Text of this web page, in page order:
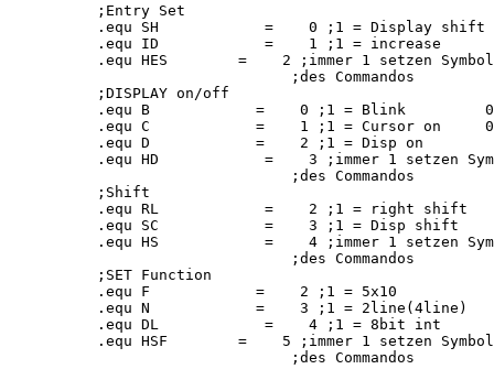
;Entry Set
.equ SH            =    0 ;1 = Display shift
.equ ID            =    1 ;1 = increase
.equ HES        =    2 ;immer 1 setzen
                      ;des Commandos
;DISPLAY on/off
.equ B            =    0 ;1 = Blink         0
.equ C            =    1 ;1 = Cursor on     0
.equ D            =    2 ;1 = Disp on
.equ HD            =    3 ;immer 1 setzen
                      ;des Commandos
;Shift
.equ RL            =    2 ;1 = right shift
.equ SC            =    3 ;1 = Disp shift    0
.equ HS            =    4 ;immer 1 setzen
                      ;des Commandos
;SET Function
.equ F            =    2 ;1 = 5x10
.equ N            =    3 ;1 = 2line(4line)
.equ DL            =    4 ;1 = 8bit int
.equ HSF        =    5 ;immer 1 setzen
                      ;des Commandos